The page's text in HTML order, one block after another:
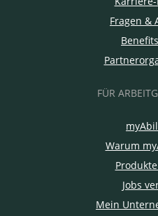
Fragen &
FÜR
Warum
Jobs
Mein